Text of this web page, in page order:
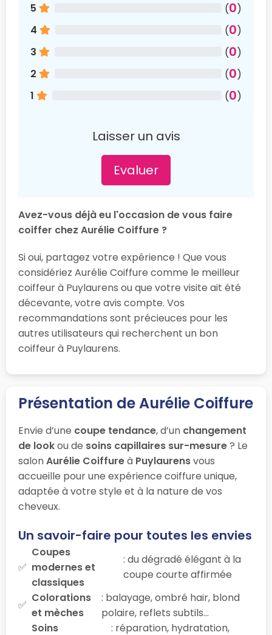
5 (0)
4
(0)
3
(0)
2
(0)
1
(0)
Laisser un avis
Evaluer
Avez-vous déjà eu l'occasion de vous faire
coiffer chez Aurélie Coiffure ?
Si oui, partagez votre expérience ! Que vous
considériez Aurélie Coiffure comme le meilleur
coiffeur à Puylaurens ou que votre visite ait été
décevante, votre avis compte. Vos
recommandations sont précieuces pour les
autres utilisateurs qui recherchent un bon
coiffeur à Puylaurens.
Présentation de Aurélie Coiffure
Envie d’une coupe tendance, d’un changement
de lookou de soins capillaires sur-mesure? Le
salonAurélie Coiffureà Puylaurensvous
accueille pour une expérience coiffure unique,
adaptée à votre style et à la nature de vos
cheveux.
Un savoir-faire pour toutes les envies
Coupes
modernes et
classiques
: du dégradé élégant à la
coupe courte affirmée
Colorations
et mèches
: balayage, ombré hair, blond
polaire, reflets subtils…
Soins
: réparation, hydratation,